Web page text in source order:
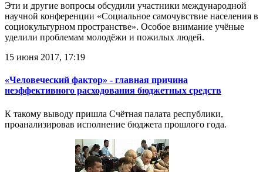
Эти и другие вопросы обсудили участники международной
научной конференции «Социальное самочувствие населения в
социокультурном пространстве». Особое внимание учёные
уделили проблемам молодёжи и пожилых людей.
15 июня 2017, 17:19
«Человеческий фактор» - главная причина
неэффективного расходования бюджетных средств
К такому выводу пришла Счётная палата республики,
проанализировав исполнение бюджета прошлого года.